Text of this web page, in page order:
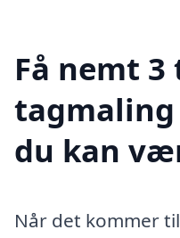
Få nemt
du kan
Når det kommer